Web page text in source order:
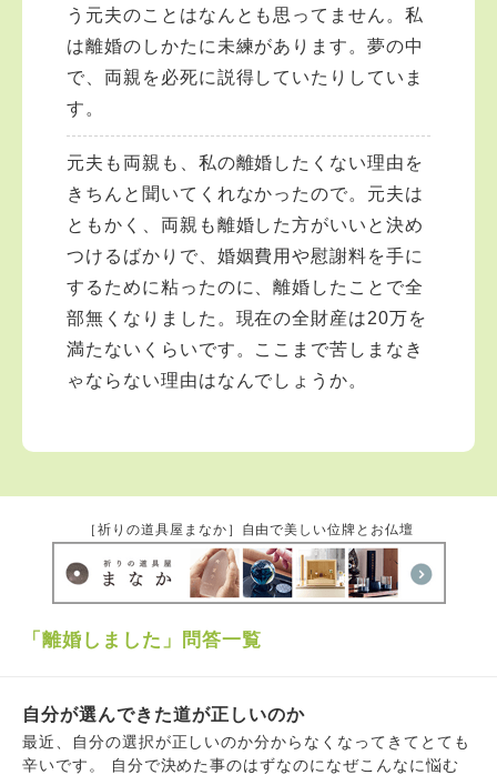
う元夫のことはなんとも思ってません。私
は離婚のしかたに未練があります。夢の中
で、両親を必死に説得していたりしていま
す。
元夫も両親も、私の離婚したくない理由を
きちんと聞いてくれなかったので。元夫は
ともかく、両親も離婚した方がいいと決め
つけるばかりで、婚姻費用や慰謝料を手に
するために粘ったのに、離婚したことで全
部無くなりました。現在の全財産は20万を
満たないくらいです。ここまで苦しまなき
ゃならない理由はなんでしょうか。
［祈りの道具屋まなか］自由で美しい位牌とお仏壇
「離婚しました」問答一覧
自分が選んできた道が正しいのか
最近、自分の選択が正しいのか分からなくなってきてとても
辛いです。 自分で決めた事のはずなのになぜこんなに悩む